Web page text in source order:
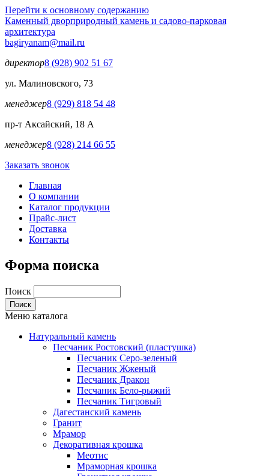
Перейти к основному содержанию
Каменный дворприродный камень и садово-парковая
архитектура
bagiryanam@mail.ru
директор8 (928) 902 51 67
ул. Малиновского, 73
менеджер8 (929) 818 54 48
пр-т Аксайский, 18 А
менеджер8 (928) 214 66 55
Заказать звонок
Главная
О компании
Каталог продукции
Прайс-лист
Доставка
Контакты
Форма поиска
Поиск
Меню каталога
Натуральный камень
Песчаник Ростовский (пластушка)
Песчаник Серо-зеленый
Песчаник Жженый
Песчаник Дракон
Песчаник Бело-рыжий
Песчаник Тигровый
Дагестанский камень
Гранит
Мрамор
Декоративная крошка
Меотис
Мраморная крошка